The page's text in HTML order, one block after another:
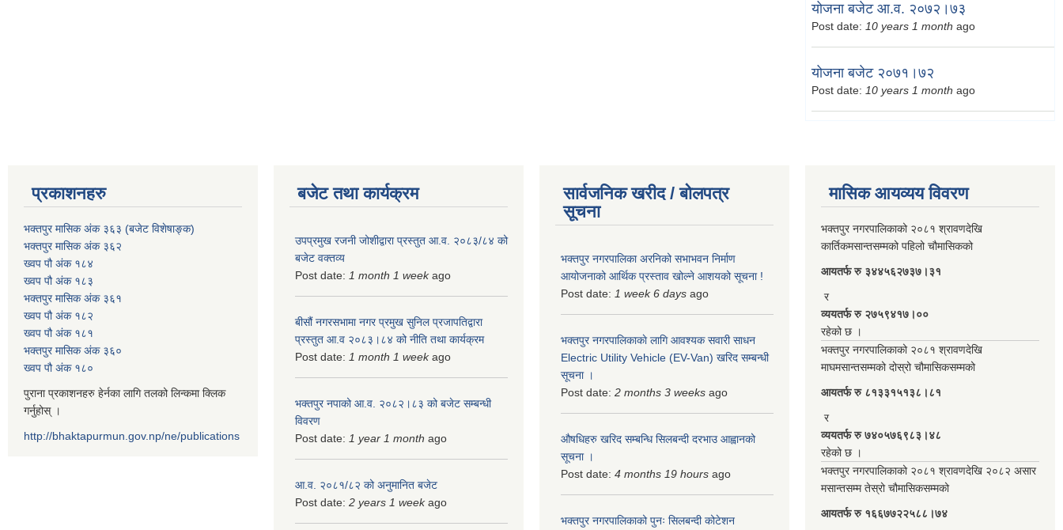
योजना बजेट आ.व. २०७२।७३
Post date: 10 years 1 month ago
योजना बजेट २०७१।७२
Post date: 10 years 1 month ago
प्रकाशनहरु
भक्तपुर मासिक अंक ३६३ (बजेट विशेषाङ्क)
भक्तपुर मासिक अंक ३६२
ख्वप पौ अंक १८४
ख्वप पौ अंक १८३
भक्तपुर मासिक अंक ३६१
ख्वप पौ अंक १८२
ख्वप पौ अंक १८१
भक्तपुर मासिक अंक ३६०
ख्वप पौ अंक १८०
पुराना प्रकाशनहरु हेर्नका लागि तलको लिन्कमा क्लिक
गर्नुहोस् ।
http://bhaktapurmun.gov.np/ne/publications
बजेट तथा कार्यक्रम
उपप्रमुख रजनी जोशीद्वारा प्रस्तुत आ.व. २०८३/८४ को
बजेट वक्तव्य
Post date: 1 month 1 weekago
बीसौं नगरसभामा नगर प्रमुख सुनिल प्रजापतिद्वारा
प्रस्तुत आ.व‍ २०८३।८४ को नीति तथा कार्यक्रम
Post date: 1 month 1 weekago
भक्तपुर नपाको आ.व. २०८२।८३ को बजेट सम्बन्धी
विवरण
Post date: 1 year 1 month ago
आ.व. २०८१/८२ को अनुमानित बजेट
Post date: 2 years 1 weekago
सार्वजनिक खरीद / बोलपत्र
सूचना
भक्तपुर नगरपालिका अरनिको सभाभवन निर्माण
आयोजनाको आर्थिक प्रस्ताव खोल्ने आशयको सूचना !
Post date: 1 week 6 days ago
भक्तपुर नगरपालिकाकाे लागि आवश्यक सवारी साधन
Electric Utility Vehicle (EV-Van) खरिद सम्बन्धी
सूचना ।
Post date: 2 months 3 weeks ago
औषधिहरु खरिद सम्बन्धि सिलबन्दी दरभाउ आह्वानको
सूचना ।
Post date: 4 months 19 hours ago
भक्तपुर नगरपालिकाको पुनः सिलबन्दी कोटेशन
मासिक आयव्यय विवरण
भक्तपुर नगरपालिकाको २०८१ श्रावणदेखि
कार्तिकमसान्तसम्मको पहिलो चौमासिकको
आयतर्फ रु‌ ३४४५६२७३७।३१
र
व्ययतर्फ रु २७५९४१७।००
रहेको छ ।
भक्तपुर नगरपालिकाको २०८१ श्रावणदेखि
माघमसान्तसम्मको दोस्रो चौमासिकसम्मको
आयतर्फ रु‌ ८१३३१५१३८।८१
र
व्ययतर्फ रु ७४०५७६९८३।४८
रहेको छ ।
भक्तपुर नगरपालिकाको २०८१ श्रावणदेखि २०८२ असार
मसान्तसम्म तेस्रो चौमासिकसम्मको
आयतर्फ रु‌ १६६७७२२५८८।७४